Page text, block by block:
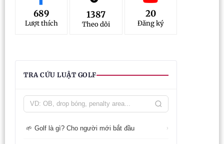
689
Lượt thích
1387
Theo dõi
20
Đăng ký
TRA CỨU LUẬT GOLF
🌱 Golf là gì? Cho người mới bắt đầu ›